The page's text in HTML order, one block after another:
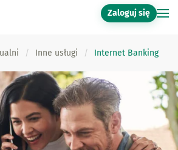
Zaloguj się
Inne usługi Internet Banking